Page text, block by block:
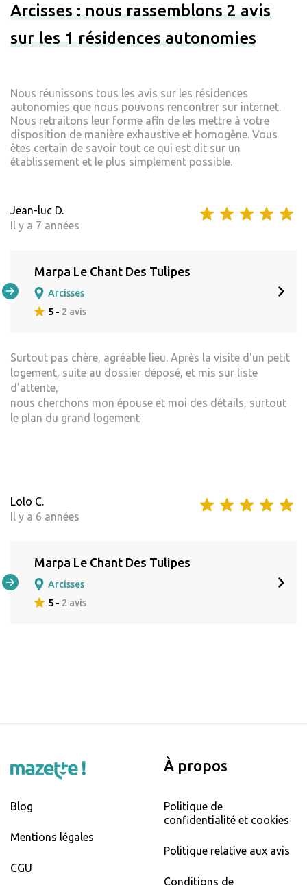
Arcisses : nous rassemblons 2 avis
sur les 1 résidences autonomies
Nous réunissons tous les avis sur les résidences
autonomies que nous pouvons rencontrer sur internet.
Nous retraitons leur forme afin de les mettre à votre
disposition de manière exhaustive et homogène. Vous
êtes certain de savoir tout ce qui est dit sur un
établissement et le plus simplement possible.
Jean-luc D.
Il y a 7 années
Marpa Le Chant Des Tulipes
Arcisses
5 - 2 avis
Surtout pas chère, agréable lieu. Après la visite d'un petit
logement, suite au dossier déposé, et mis sur liste
d'attente,
nous cherchons mon épouse et moi des détails, surtout
le plan du grand logement
Lolo C.
Il y a 6 années
Marpa Le Chant Des Tulipes
Arcisses
5 - 2 avis
Blog
Mentions légales
CGU
À propos
Politique de
confidentialité et cookies
Politique relative aux avis
Conditions de